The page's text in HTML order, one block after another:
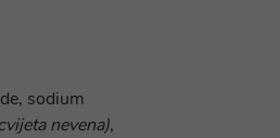
sodium
nevena),